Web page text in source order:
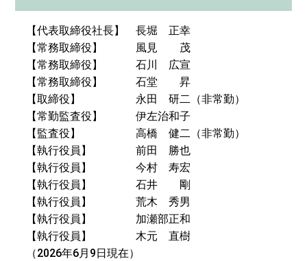
【代表取締役社長】 長堀 正幸
【常務取締役】 風見 茂
【常務取締役】 石川 広宣
【常務取締役】 石堂 昇
【取締役】 永田 研二（非常勤）
【常勤監査役】 伊左治和子
【監査役】 高橋 健二（非常勤）
【執行役員】 前田 勝也
【執行役員】 今村 寿宏
【執行役員】 石井 剛
【執行役員】 荒木 秀男
【執行役員】 加瀬部正和
【執行役員】 木元 直樹
（2026年6月9日現在）